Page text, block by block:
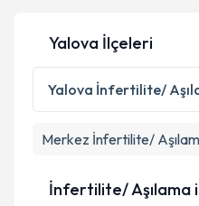
Yalova İlçeleri
Yalova İnfertilite/
Merkez İnfertilite/
İnfertilite/ Aşılama